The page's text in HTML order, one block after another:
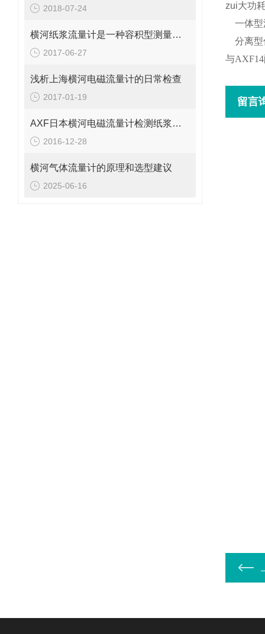
2018-07-24
横河纸浆流量计是一种容积型测量仪表
2017-06-27
浅析上海横河电磁流量计的日常检查
2017-01-19
AXF日本横河电磁流量计检测纸浆时需注意什么
2016-12-28
横河气体流量计的原理和选型建议
2025-06-16
zui大功
一体
分离
与AXF14
留言